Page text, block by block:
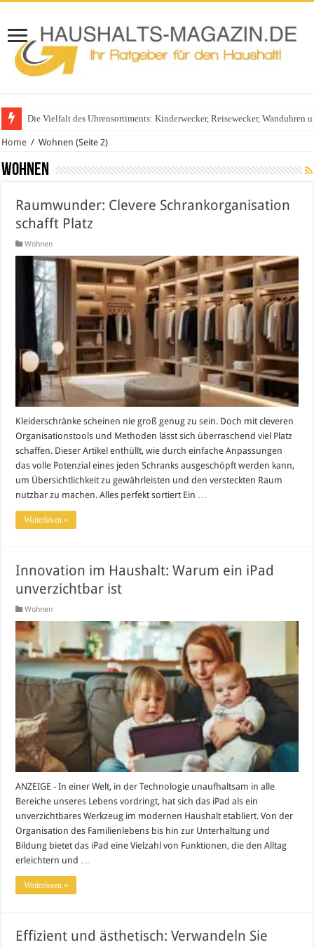
Die Vielfalt des Uhrensortiments: Kinderwecker, Reisewecker, Wanduhren
Glasgeländer in modernen Wohnhäusern
Home / Wohnen (Seite 2)
Wohnen
Raumwunder: Clevere Schrankorganisation
schafft Platz
Wohnen
Kleiderschränke scheinen nie groß genug zu sein. Doch mit cleveren
Organisationstools und Methoden lässt sich überraschend viel Platz
schaffen. Dieser Artikel enthüllt, wie durch einfache Anpassungen
das volle Potenzial eines jeden Schranks ausgeschöpft werden kann,
um Übersichtlichkeit zu gewährleisten und den versteckten Raum
nutzbar zu machen. Alles perfekt sortiert Ein …
Weiterlesen »
Innovation im Haushalt: Warum ein iPad
unverzichtbar ist
Wohnen
ANZEIGE - In einer Welt, in der Technologie unaufhaltsam in alle
Bereiche unseres Lebens vordringt, hat sich das iPad als ein
unverzichtbares Werkzeug im modernen Haushalt etabliert. Von der
Organisation des Familienlebens bis hin zur Unterhaltung und
Bildung bietet das iPad eine Vielzahl von Funktionen, die den Alltag
erleichtern und …
Weiterlesen »
Effizient und ästhetisch: Verwandeln Sie